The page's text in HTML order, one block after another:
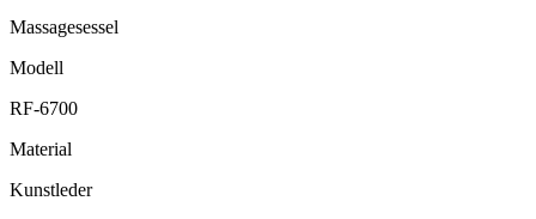
Massagesessel
Modell
RF-6700
Material
Kunstleder